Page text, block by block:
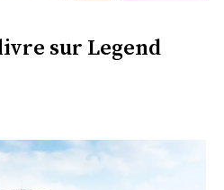
sur Legend